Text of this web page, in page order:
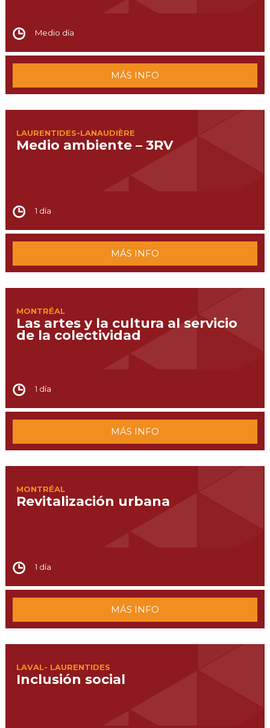
Medio día
MÁS INFO
LAURENTIDES-LANAUDIÈRE
Medio ambiente – 3RV
1 día
MÁS INFO
MONTRÉAL
Las artes y la cultura al servicio
de la colectividad
1 día
MÁS INFO
MONTRÉAL
Revitalización urbana
1 día
MÁS INFO
LAVAL- LAURENTIDES
Inclusión social